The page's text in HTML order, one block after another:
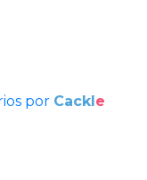
por Cackl e